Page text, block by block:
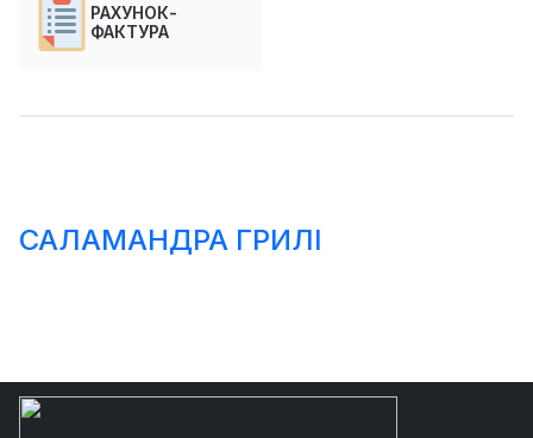
РАХУНОК-
ФАКТУРА
САЛАМАНДРА ГРИЛІ